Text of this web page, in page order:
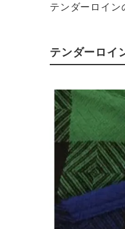
テンダーロイ
テンダーロイ